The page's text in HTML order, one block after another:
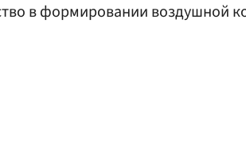
в формировании воздушной